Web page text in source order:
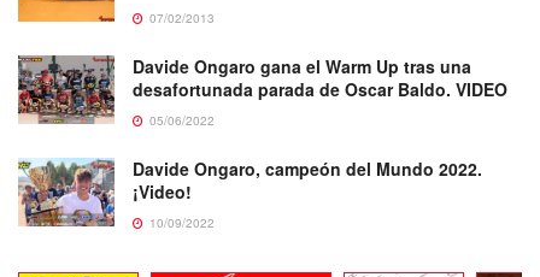
07/02/2013
Davide Ongaro gana el Warm Up tras una
desafortunada parada de Oscar Baldo. VIDEO
05/06/2022
Davide Ongaro, campeón del Mundo 2022.
¡Video!
10/09/2022